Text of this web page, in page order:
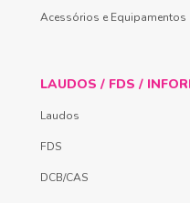
Acessórios e Equipamentos
LAUDOS / FDS /
Laudos
FDS
DCB/CAS